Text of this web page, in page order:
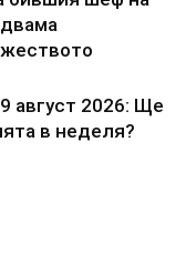
август 2026: Ще
в неделя?